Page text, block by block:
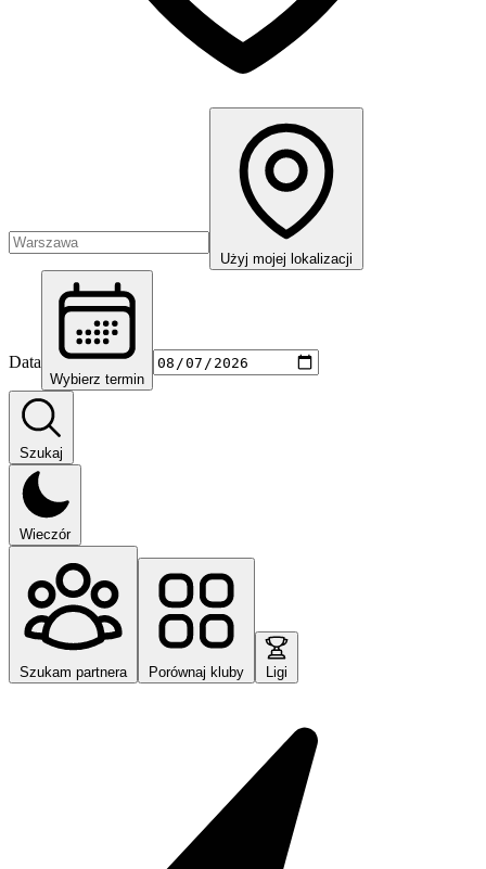
Użyj mojej lokalizacji
Data
Wybierz termin
Szukaj
Wieczór
Szukam partnera Porównaj kluby Ligi